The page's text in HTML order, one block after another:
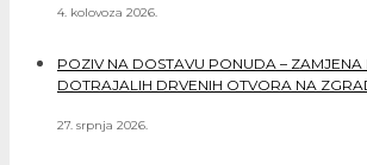
4. kolovoza 2026.
POZIV NA DOSTAVU PONUDA – ZAMJENA
DOTRAJALIH DRVENIH OTVORA NA
27. srpnja 2026.